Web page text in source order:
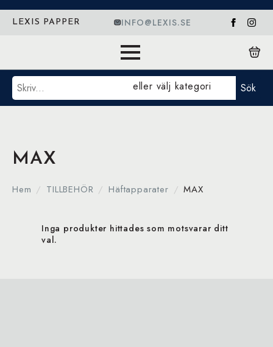
LEXIS PAPPER INFO@LEXIS.SE
Sök eller välj kategori Sök
MAX
Hem TILLBEHÖR Häftapparater MAX
Inga produkter hittades som motsvarar ditt
val.